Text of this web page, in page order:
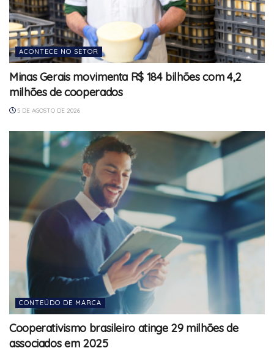
ACONTECE NO SETOR
Minas Gerais movimenta R$ 184 bilhões com 4,2
milhões de cooperados
5 DE AGOSTO DE 2026
CONTEÚDO DE MARCA
Cooperativismo brasileiro atinge 29 milhões de
associados em 2025